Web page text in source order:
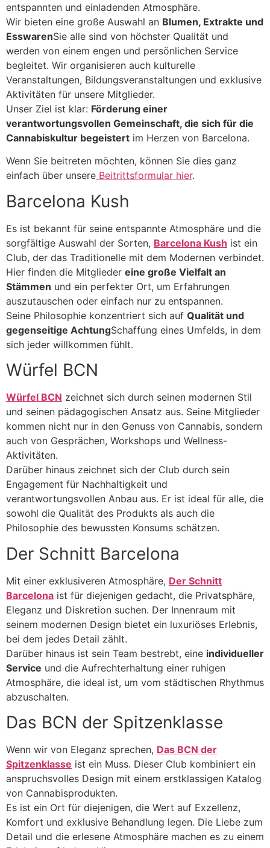
entspannten und einladenden Atmosphäre.
Wir bieten eine große Auswahl an Blumen, Extrakte und
EsswarenSie alle sind von höchster Qualität und
werden von einem engen und persönlichen Service
begleitet. Wir organisieren auch kulturelle
Veranstaltungen, Bildungsveranstaltungen und exklusive
Aktivitäten für unsere Mitglieder.
Unser Ziel ist klar: Förderung einer
verantwortungsvollen Gemeinschaft, die sich für die
Cannabiskultur begeistert im Herzen von Barcelona.
Wenn Sie beitreten möchten, können Sie dies ganz
einfach über unsere Beitrittsformular hier.
Barcelona Kush
Es ist bekannt für seine entspannte Atmosphäre und die
sorgfältige Auswahl der Sorten, Barcelona Kush ist ein
Club, der das Traditionelle mit dem Modernen verbindet.
Hier finden die Mitglieder eine große Vielfalt an
Stämmen und ein perfekter Ort, um Erfahrungen
auszutauschen oder einfach nur zu entspannen.
Seine Philosophie konzentriert sich auf Qualität und
gegenseitige AchtungSchaffung eines Umfelds, in dem
sich jeder willkommen fühlt.
Würfel BCN
Würfel BCN zeichnet sich durch seinen modernen Stil
und seinen pädagogischen Ansatz aus. Seine Mitglieder
kommen nicht nur in den Genuss von Cannabis, sondern
auch von Gesprächen, Workshops und Wellness-
Aktivitäten.
Darüber hinaus zeichnet sich der Club durch sein
Engagement für Nachhaltigkeit und
verantwortungsvollen Anbau aus. Er ist ideal für alle, die
sowohl die Qualität des Produkts als auch die
Philosophie des bewussten Konsums schätzen.
Der Schnitt Barcelona
Mit einer exklusiveren Atmosphäre, Der Schnitt
Barcelona ist für diejenigen gedacht, die Privatsphäre,
Eleganz und Diskretion suchen. Der Innenraum mit
seinem modernen Design bietet ein luxuriöses Erlebnis,
bei dem jedes Detail zählt.
Darüber hinaus ist sein Team bestrebt, eine individueller
Service und die Aufrechterhaltung einer ruhigen
Atmosphäre, die ideal ist, um vom städtischen Rhythmus
abzuschalten.
Das BCN der Spitzenklasse
Wenn wir von Eleganz sprechen, Das BCN der
Spitzenklasse ist ein Muss. Dieser Club kombiniert ein
anspruchsvolles Design mit einem erstklassigen Katalog
von Cannabisprodukten.
Es ist ein Ort für diejenigen, die Wert auf Exzellenz,
Komfort und exklusive Behandlung legen. Die Liebe zum
Detail und die erlesene Atmosphäre machen es zu einem